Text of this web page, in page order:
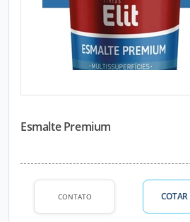
Esmalte Premium
CONTATO COTAR